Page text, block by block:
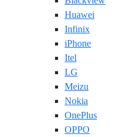
Huawei
Infinix
iPhone
Itel
LG
Meizu
Nokia
OnePlus
OPPO